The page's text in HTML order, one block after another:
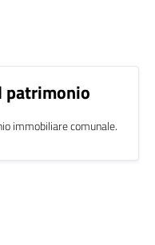
patrimonio
immobiliare comunale.